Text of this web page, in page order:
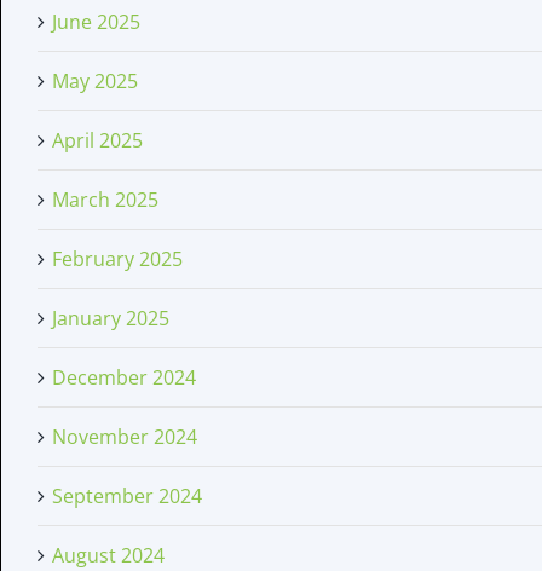
June 2025
May 2025
April 2025
March 2025
February 2025
January 2025
December 2024
November 2024
September 2024
August 2024